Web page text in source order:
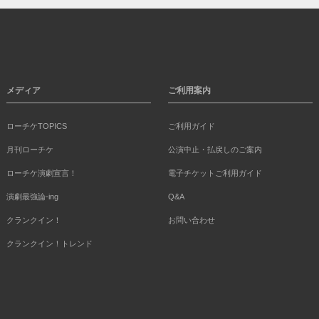
メディア
ローチケTOPICS
月刊ローチケ
ローチケ演劇宣言！
演劇最強論-ing
クランクイン！
クランクイン！トレンド
ご利用案内
ご利用ガイド
公演中止・払戻しのご案内
電子チケットご利用ガイド
Q&A
お問い合わせ